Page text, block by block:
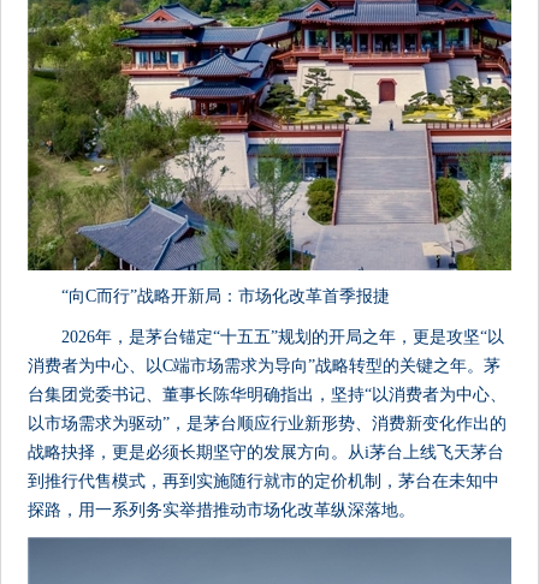
“向C而行”战略开新局：市场化改革首季报捷
2026年，是茅台锚定“十五五”规划的开局之年，更是攻坚“以
消费者为中心、以C端市场需求为导向”战略转型的关键之年。茅
台集团党委书记、董事长陈华明确指出，坚持“以消费者为中心、
以市场需求为驱动”，是茅台顺应行业新形势、消费新变化作出的
战略抉择，更是必须长期坚守的发展方向。从i茅台上线飞天茅台
到推行代售模式，再到实施随行就市的定价机制，茅台在未知中
探路，用一系列务实举措推动市场化改革纵深落地。